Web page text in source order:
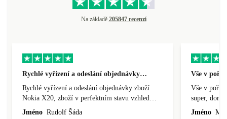
Na základě 205847 recenzí
Rychlé vyřízení a odeslání objednávky…
Rychlé vyřízení a odeslání objednávky zboží
Nokia X20, zboží v perfektním stavu vzhled
nového výrobku, cena výborná, funguje v
Jméno Rudolf Šáda
Vše v
Vše v
super,
doprava
Jméno